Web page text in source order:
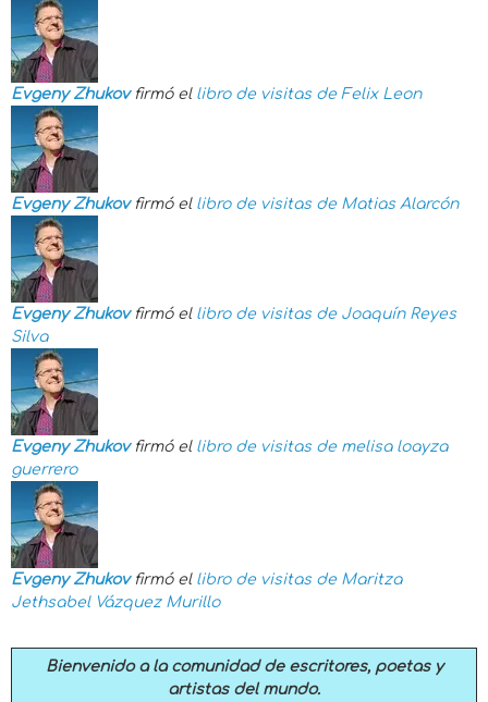
Evgeny Zhukov firmó el libro de visitas de Felix Leon
Evgeny Zhukov firmó el libro de visitas de Matias Alarcón
Evgeny Zhukov firmó el libro de visitas de Joaquín Reyes
Silva
Evgeny Zhukov firmó el libro de visitas de melisa loayza
guerrero
Evgeny Zhukov firmó el libro de visitas de Maritza
Jethsabel Vázquez Murillo
Bienvenido a la comunidad de escritores, poetas y
artistas del mundo.